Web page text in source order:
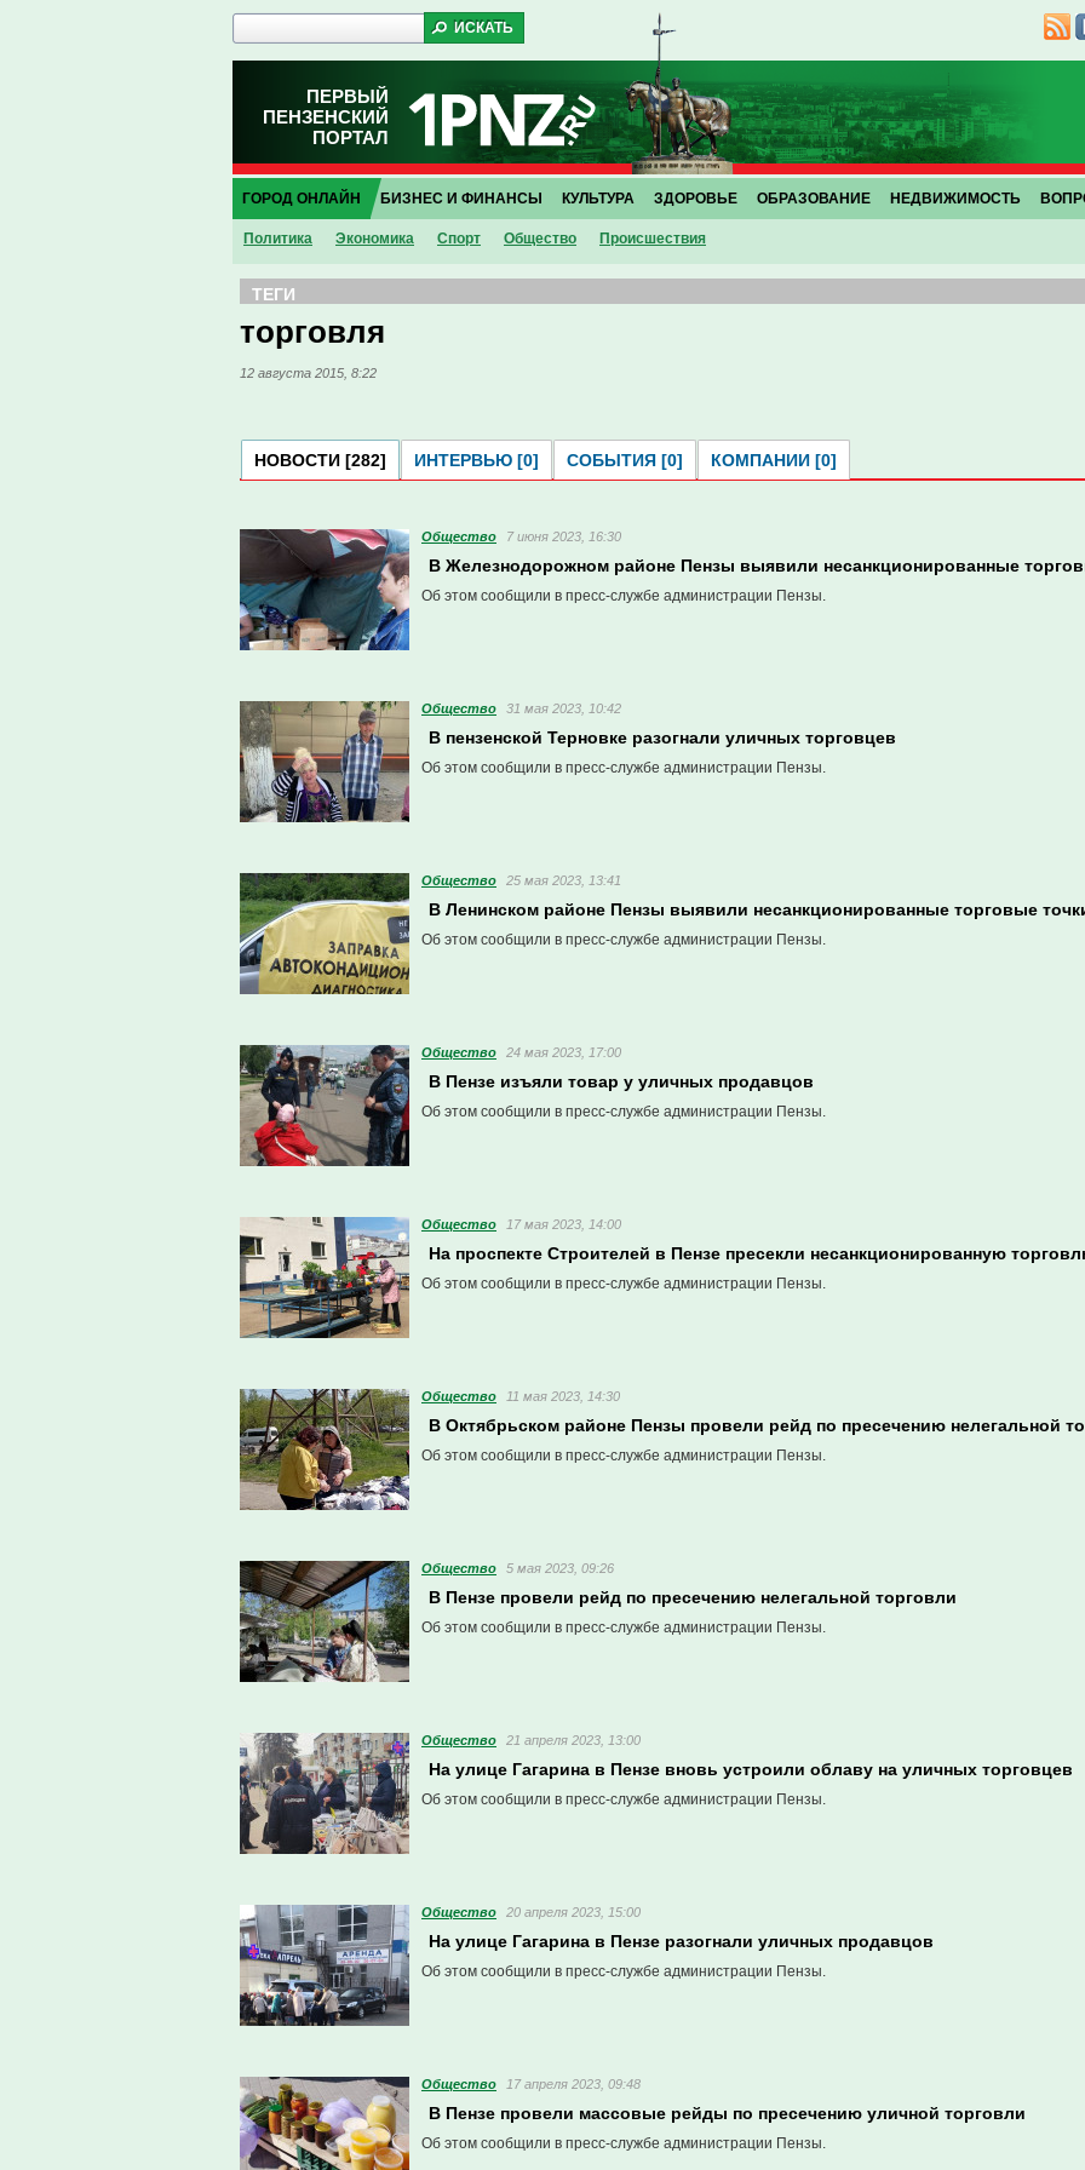
ПЕРВЫЙ
ПЕНЗЕНСКИЙ
ПОРТАЛ
ГОРОД ОНЛАЙН
Политика Экономика Спорт Общество Проиcшествия
БИЗНЕС И ФИНАНСЫ КУЛЬТУРА ЗДОРОВЬЕ ОБРАЗОВАНИЕ НЕДВИЖИМОСТЬ
ТЕГИ
торговля
12 августа 2015, 8:22
НОВОСТИ [282] ИНТЕРВЬЮ [0] СОБЫТИЯ [0] КОМПАНИИ [0]
Общество 7 июня 2023, 16:30
В Железнодорожном районе Пензы выявили несанкционированные
Об этом сообщили в пресс-службе администрации Пензы.
Общество 31 мая 2023, 10:42
В пензенской Терновке разогнали уличных торговцев
Об этом сообщили в пресс-службе администрации Пензы.
Общество 25 мая 2023, 13:41
В Ленинском районе Пензы выявили несанкционированные торговые
Об этом сообщили в пресс-службе администрации Пензы.
Общество 24 мая 2023, 17:00
В Пензе изъяли товар у уличных продавцов
Об этом сообщили в пресс-службе администрации Пензы.
Общество 17 мая 2023, 14:00
На проспекте Строителей в Пензе пресекли несанкционированную
Об этом сообщили в пресс-службе администрации Пензы.
Общество 11 мая 2023, 14:30
В Октябрьском районе Пензы провели рейд по пресечению нелегальной
Об этом сообщили в пресс-службе администрации Пензы.
Общество 5 мая 2023, 09:26
В Пензе провели рейд по пресечению нелегальной торговли
Об этом сообщили в пресс-службе администрации Пензы.
Общество 21 апреля 2023, 13:00
На улице Гагарина в Пензе вновь устроили облаву на уличных торговцев
Об этом сообщили в пресс-службе администрации Пензы.
Общество 20 апреля 2023, 15:00
На улице Гагарина в Пензе разогнали уличных продавцов
Об этом сообщили в пресс-службе администрации Пензы.
Общество 17 апреля 2023, 09:48
В Пензе провели массовые рейды по пресечению уличной торговли
Об этом сообщили в пресс-службе администрации Пензы.